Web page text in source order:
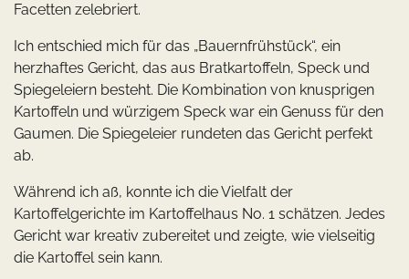
Facetten zelebriert.
Ich entschied mich für das „Bauernfrühstück“, ein
herzhaftes Gericht, das aus Bratkartoffeln, Speck und
Spiegeleiern besteht. Die Kombination von knusprigen
Kartoffeln und würzigem Speck war ein Genuss für den
Gaumen. Die Spiegeleier rundeten das Gericht perfekt
ab.
Während ich aß, konnte ich die Vielfalt der
Kartoffelgerichte im Kartoffelhaus No. 1 schätzen. Jedes
Gericht war kreativ zubereitet und zeigte, wie vielseitig
die Kartoffel sein kann.